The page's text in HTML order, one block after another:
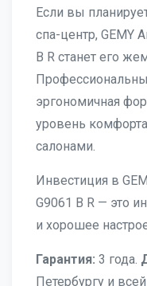
Если вы
спа-центр, GEMY
B R станет его
эргономичная
уровень
салонами.
Инвестиция в
G9061 B R — это
и хорошее
Гарантия: 3 года.
Петербургу и